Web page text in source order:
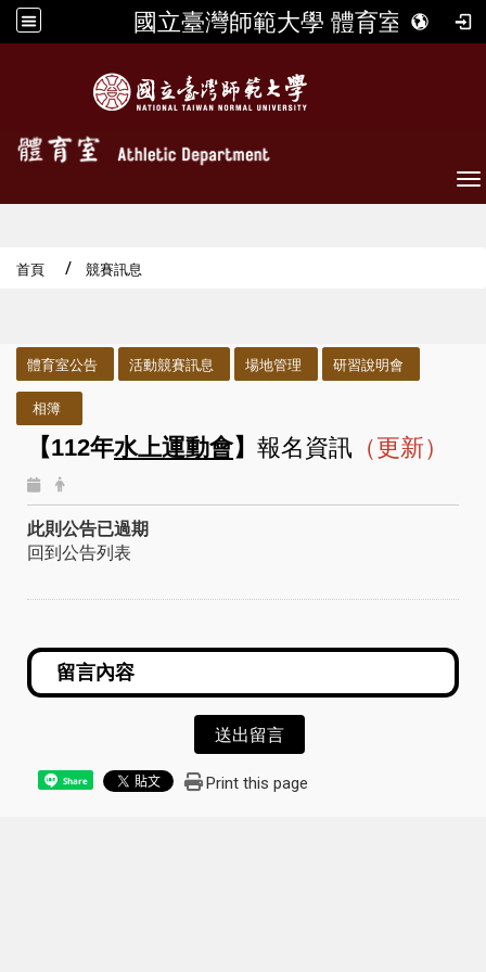
國立臺灣師範大學 體育室
首頁 競賽訊息
體育室公告 活動競賽訊息 場地管理 研習說明會
相簿
【112年水上運動會】 報名資訊 （更新）
此則公告已過期
回到公告列表
送出留言
Share Print this page